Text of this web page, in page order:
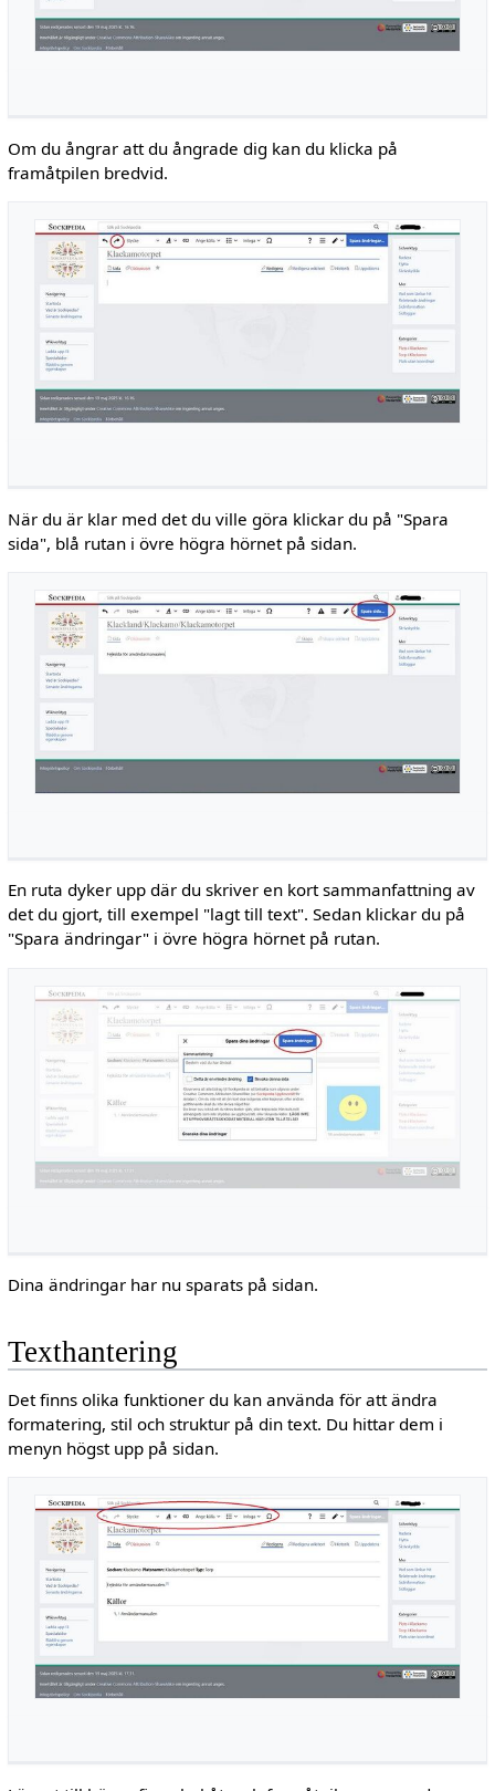
Om du ångrar att du ångrade dig kan du klicka på
framåtpilen bredvid.
När du är klar med det du ville göra klickar du på "Spara
sida", blå rutan i övre högra hörnet på sidan.
En ruta dyker upp där du skriver en kort sammanfattning av
det du gjort, till exempel "lagt till text". Sedan klickar du på
"Spara ändringar" i övre högra hörnet på rutan.
Dina ändringar har nu sparats på sidan.
Texthantering
Det finns olika funktioner du kan använda för att ändra
formatering, stil och struktur på din text. Du hittar dem i
menyn högst upp på sidan.